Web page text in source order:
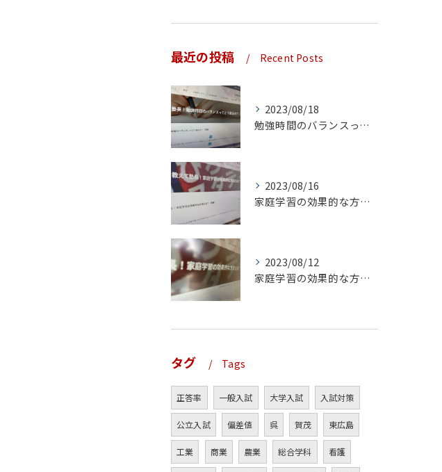
最近の投稿 Recent Posts
2023/08/18
勉強時間のバランスってどう取るの？（前編）
2023/08/16
家庭学習の効果的な方法とは？（後編）
2023/08/12
家庭学習の効果的な方法とは？（前編）
タグ Tags
正答率 一般入試 大学入試 入試対策
公立入試 偏差値 呉 賀茂 東広島
工業 商業 農業 総合学科 看護